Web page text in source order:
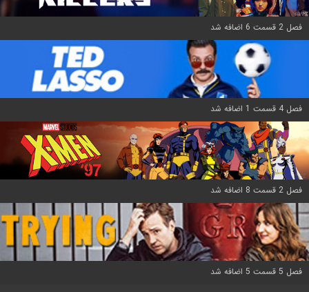
فصل 2 قسمت 6 اضافه شد
فصل 4 قسمت 1 اضافه شد
فصل 2 قسمت 8 اضافه شد
فصل 5 قسمت 5 اضافه شد